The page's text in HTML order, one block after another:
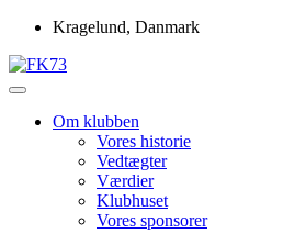
Skip
content
Kragelund, Danmark
FK73
Om klubben
Vores historie
Vedtægter
Værdier
Klubhuset
Vores sponsorer